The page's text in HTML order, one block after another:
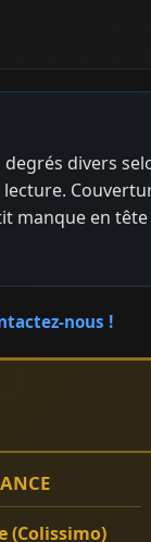
degrés divers
lecture.
manque en tête
nous !
(Colissimo)